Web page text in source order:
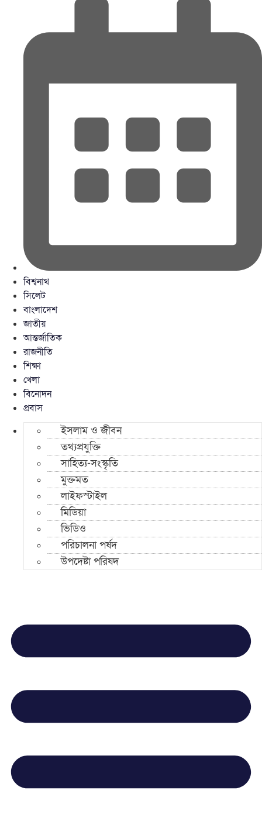
বিশ্বনাথ
সিলেট
বাংলাদেশ
জাতীয়
আন্তর্জাতিক
রাজনীতি
শিক্ষা
খেলা
বিনোদন
প্রবাস
ইসলাম ও জীবন
তথ্যপ্রযুক্তি
সাহিত্য-সংস্কৃতি
মুক্তমত
লাইফস্টাইল
মিডিয়া
ভিডিও
পরিচালনা পর্ষদ
উপদেষ্টা পরিষদ